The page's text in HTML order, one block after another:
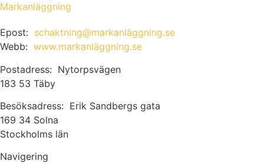
Markanläggning
Epost: schaktning@markanläggning.se
Webb: www.markanläggning.se
Postadress: Nytorpsvägen
183 53 Täby
Besöksadress: Erik Sandbergs gata
169 34 Solna
Stockholms län
Navigering